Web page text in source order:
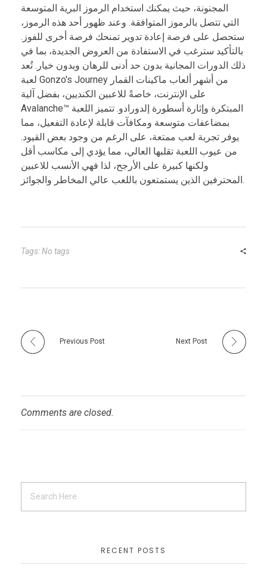
المجنونة، حيث يمكنك استخدام الرموز البرية المتوسعة
التي تتصل بالرموز المتوافقة. وعند ظهور أحد هذه الرموز،
ستحصل على فرصة إعادة تدوير تمنحك فرصة أخرى للفوز.
بالتأكيد سترغب في الاستفادة من العروض الجديدة، بما في
ذلك الدورات المجانية بدون حد أدنى للرهان وبدون خيار. تُعد
لعبة Gonzo's Journey من أشهر ألعاب ماكينات القمار
على الإنترنت، خاصةً للاعبين الكنديين، بفضل آلية
Avalanche™ المبتكرة وإثارة أسطورة إلدورادو. تتميز اللعبة
بمضاعفات متوسعة ومكافآت قابلة لإعادة التفعيل، مما
يوفر تجربة لعب ممتعة، على الرغم من وجود بعض القيود.
من عيوب اللعبة تقلبها العالي، مما يؤدي إلى مكاسب أقل
ولكنها كبيرة على الأرجح، لذا فهي الأنسب للاعبين
المحترفين الذين يستمتعون باللعب عالي المخاطر والجوائز.
Tags: No tags
Previous Post Next Post
Comments are closed.
RECENT POSTS